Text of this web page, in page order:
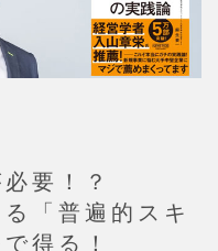
要！？
「普遍的スキ
得る！